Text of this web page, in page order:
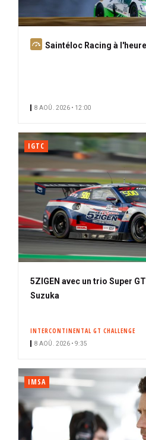
A
Saintéloc Racing à
8 AOÛ. 2026 • 12:00
IGTC
5ZIGEN avec un trio Super
Suzuka
INTERCONTINENTAL GT CHALLENGE
8 AOÛ. 2026 • 9:35
IMSA